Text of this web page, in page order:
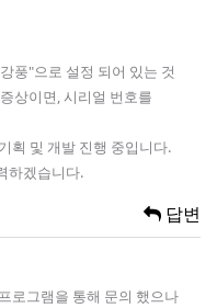
풍"으로 설정 되어 있는 것
상이면, 시리얼 번호를
획 및 개발 진행 중입니다.
하겠습니다.
답변
로그램을 통해 문의 했으나